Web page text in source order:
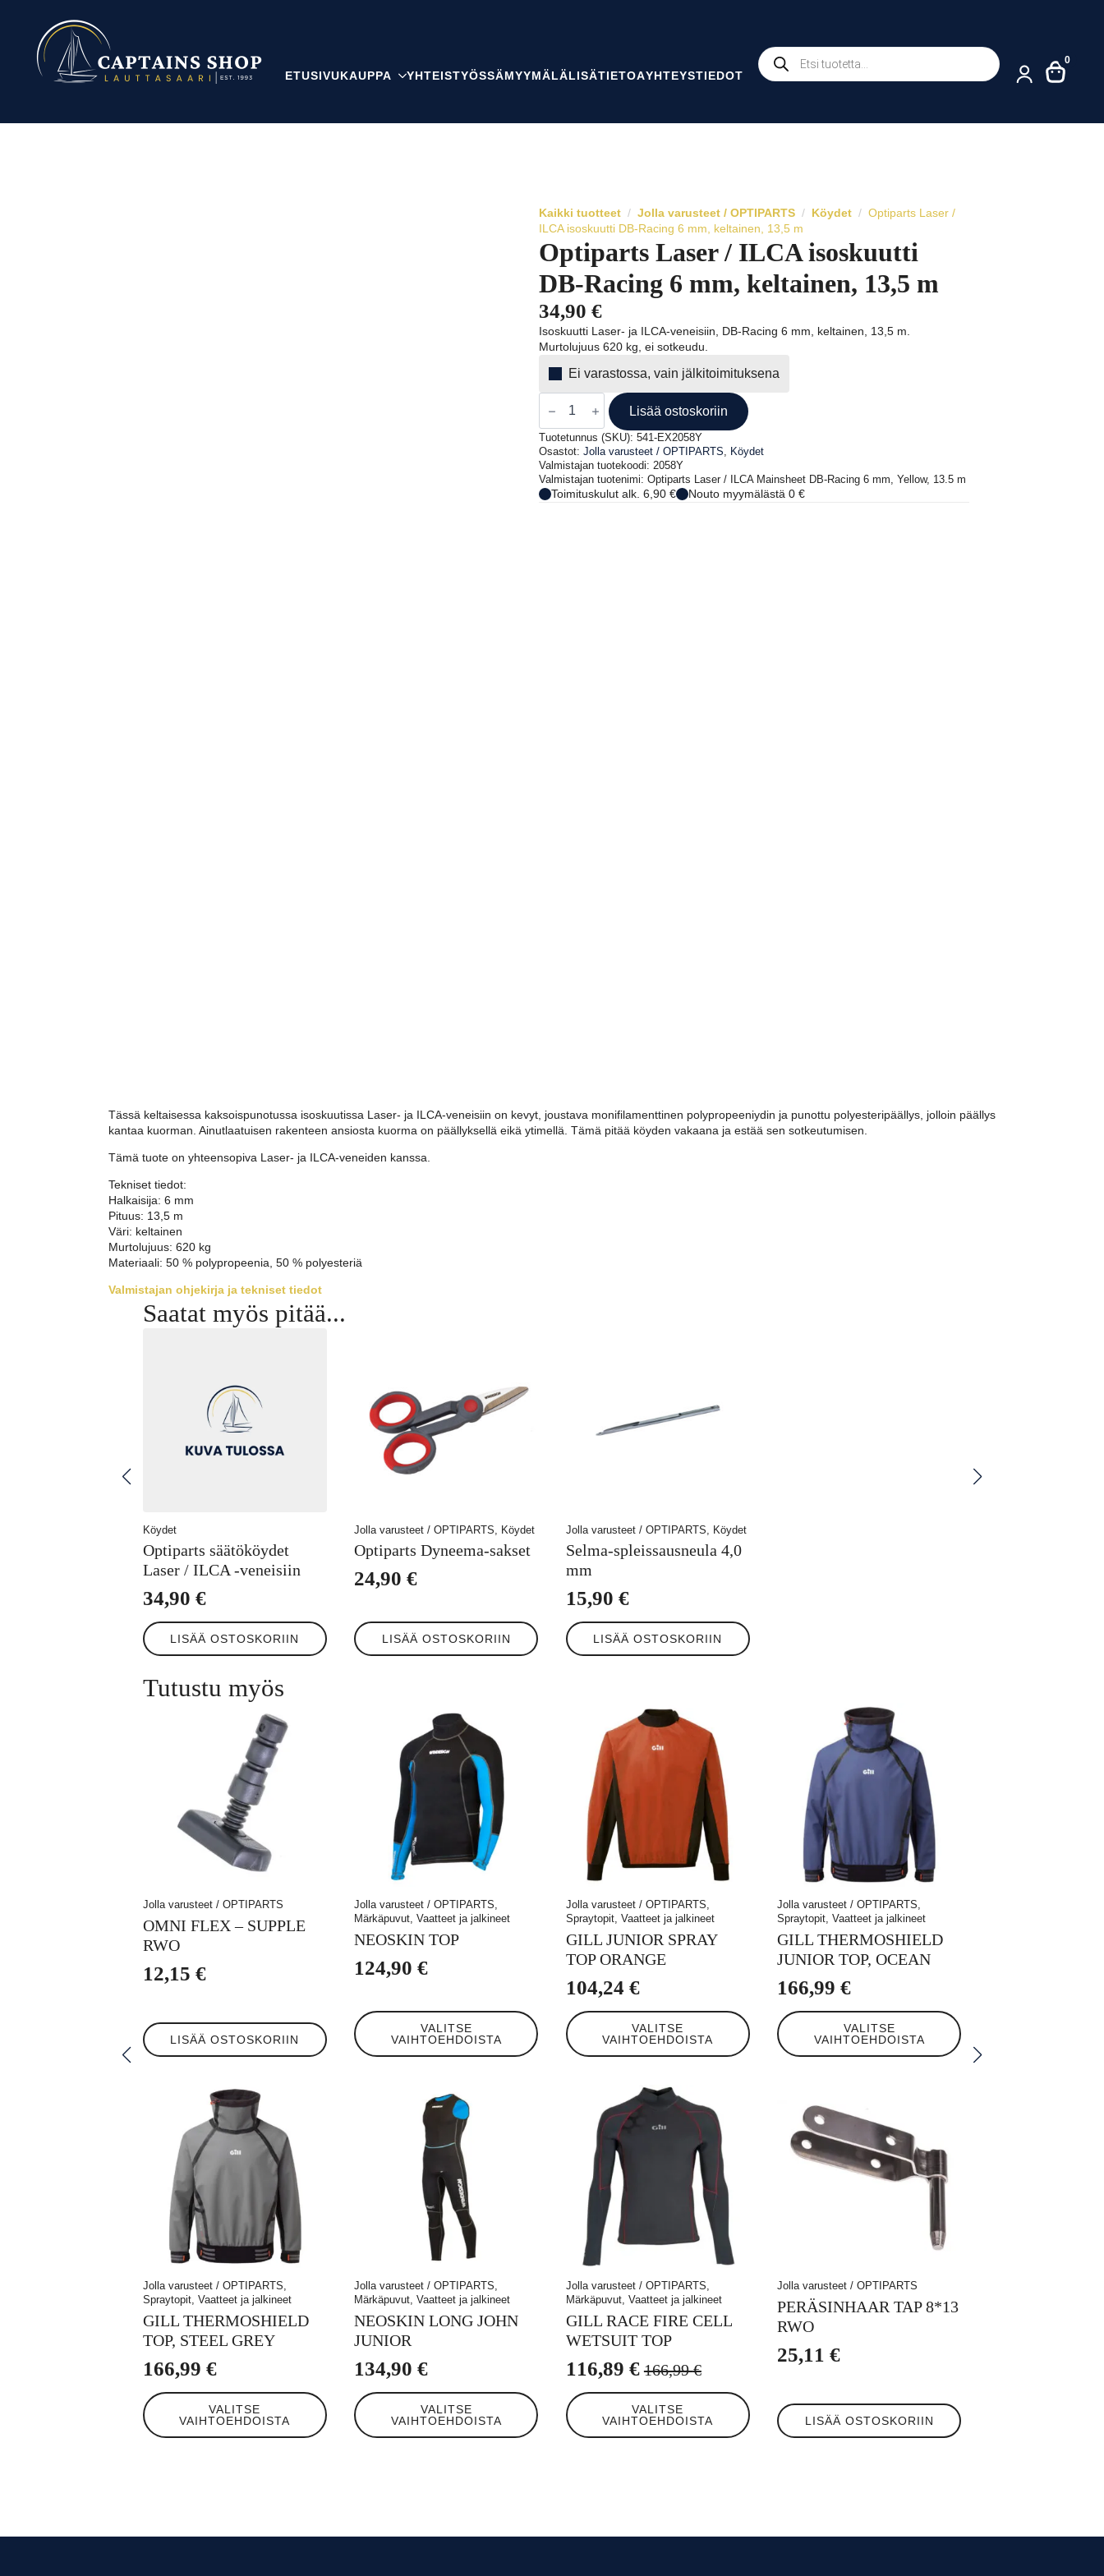
ETUSIVUKAUPPA YHTEISTYÖSSÄMYYMÄLÄLISÄTIETOAYHTEYSTIEDOT
Products
search
0
Kaikki tuotteet Jolla varusteet / OPTIPARTS Köydet
Optiparts Laser /
ILCA isoskuutti DB-Racing 6 mm, keltainen, 13,5 m
Optiparts Laser / ILCA isoskuutti
DB-Racing 6 mm, keltainen, 13,5 m
34,90 €
Isoskuutti Laser- ja ILCA-veneisiin, DB-Racing 6 mm, keltainen, 13,5 m.
Murtolujuus 620 kg, ei sotkeudu.
Ei varastossa, vain jälkitoimituksena
Optiparts
Laser
/
ILCA
isoskuutti
DB-
Racing
6
mm,
Lisää ostoskoriin
Tuotetunnus (SKU): 541-EX2058Y
Osastot: Jolla varusteet / OPTIPARTS, Köydet
Valmistajan tuotekoodi: 2058Y
Valmistajan tuotenimi: Optiparts Laser / ILCA Mainsheet DB-Racing 6 mm, Yellow, 13.5 m
Toimituskulut alk. 6,90 € Nouto myymälästä 0 €
Tässä keltaisessa kaksoispunotussa isoskuutissa Laser- ja ILCA-veneisiin on kevyt, joustava monifilamenttinen polypropeeniydin ja punottu polyesteripäällys, jolloin päällys
kantaa kuorman. Ainutlaatuisen rakenteen ansiosta kuorma on päällyksellä eikä ytimellä. Tämä pitää köyden vakaana ja estää sen sotkeutumisen.
Tämä tuote on yhteensopiva Laser- ja ILCA-veneiden kanssa.
Tekniset tiedot:
Halkaisija: 6 mm
Pituus: 13,5 m
Väri: keltainen
Murtolujuus: 620 kg
Materiaali: 50 % polypropeenia, 50 % polyesteriä
Valmistajan ohjekirja ja tekniset tiedot
Saatat myös pitää...
Köydet
Optiparts säätököydet
Laser / ILCA -veneisiin
34,90 €
LISÄÄ OSTOSKORIIN
Jolla varusteet / OPTIPARTS, Köydet
Optiparts Dyneema-sakset
24,90€
LISÄÄ OSTOSKORIIN
Jolla varusteet / OPTIPARTS, Köydet
Selma-spleissausneula 4,0
mm
15,90 €
LISÄÄ OSTOSKORIIN
Tutustu myös
Jolla varusteet / OPTIPARTS
OMNI FLEX – SUPPLE
RWO
12,15 €
LISÄÄ OSTOSKORIIN
Jolla varusteet / OPTIPARTS,
Märkäpuvut, Vaatteet ja jalkineet
NEOSKIN TOP
124,90€
VALITSE
VAIHTOEHDOISTA
Tällä
tuotteella
on
Jolla varusteet / OPTIPARTS,
Spraytopit, Vaatteet ja jalkineet
GILL JUNIOR SPRAY
TOP ORANGE
104,24 €
VALITSE
VAIHTOEHDOISTA
Tällä
tuotteella
on
valinnat
sivulla.
Jolla varusteet / OPTIPARTS,
Spraytopit, Vaatteet ja jalkineet
GILL THERMOSHIELD
JUNIOR TOP, OCEAN
166,99€
VALITSE
VAIHTOEHDOISTA
Tällä
tuotteella
on
tehdä
valinnat
tuotteen
sivulla.
Jolla varusteet / OPTIPARTS,
Spraytopit, Vaatteet ja jalkineet
GILL THERMOSHIELD
TOP, STEEL GREY
166,99 €
VALITSE
VAIHTOEHDOISTA
Tällä
tuotteella
on
sivulla.
Jolla varusteet / OPTIPARTS,
Märkäpuvut, Vaatteet ja jalkineet
NEOSKIN LONG JOHN
JUNIOR
134,90€
VALITSE
VAIHTOEHDOISTA
Tällä
tuotteella
on
sivulla.
Jolla varusteet / OPTIPARTS,
Märkäpuvut, Vaatteet ja jalkineet
GILL RACE FIRE CELL
WETSUIT TOP
166,99€
Alkuperäinen
hinta
oli:
116,89 €
Nykyinen
hinta
on:
VALITSE
VAIHTOEHDOISTA
Tällä
tuotteella
on
sivulla.
Jolla varusteet / OPTIPARTS
PERÄSINHAAR TAP 8*13
RWO
25,11€
LISÄÄ OSTOSKORIIN